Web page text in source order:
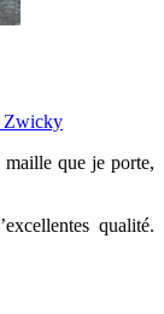
Zwicky
que je porte,
qualité.